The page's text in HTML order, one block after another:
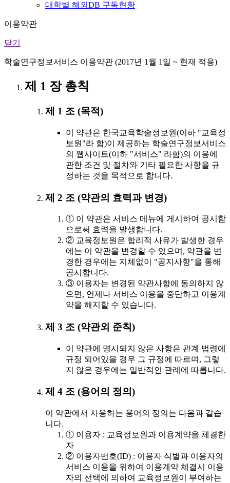
대학별 해외DB 구독현황
이용약관
닫기
학술연구정보서비스 이용약관 (2017년 1월 1일 ~ 현재 적용)
제 1 장 총칙
제 1 조 (목적)
이 약관은 한국교육학술정보원(이하 "교육정
보원"라 함)이 제공하는 학술연구정보서비스
의 웹사이트(이하 "서비스" 라함)의 이용에
관한 조건 및 절차와 기타 필요한 사항을 규
정하는 것을 목적으로 합니다.
제 2 조 (약관의 효력과 변경)
① 이 약관은 서비스 메뉴에 게시하여 공시함
으로써 효력을 발생합니다.
② 교육정보원은 합리적 사유가 발생한 경우
에는 이 약관을 변경할 수 있으며, 약관을 변
경한 경우에는 지체없이 "공지사항"을 통해
공시합니다.
③ 이용자는 변경된 약관사항에 동의하지 않
으면, 언제나 서비스 이용을 중단하고 이용계
약을 해지할 수 있습니다.
제 3 조 (약관외 준칙)
이 약관에 명시되지 않은 사항은 관계 법령에
규정 되어있을 경우 그 규정에 따르며, 그렇
지 않은 경우에는 일반적인 관례에 따릅니다.
제 4 조 (용어의 정의)
이 약관에서 사용하는 용어의 정의는 다음과 같습
니다.
① 이용자 : 교육정보원과 이용계약을 체결한
자
② 이용자번호(ID) : 이용자 식별과 이용자의
서비스 이용을 위하여 이용계약 체결시 이용
자의 선택에 의하여 교육정보원이 부여하는